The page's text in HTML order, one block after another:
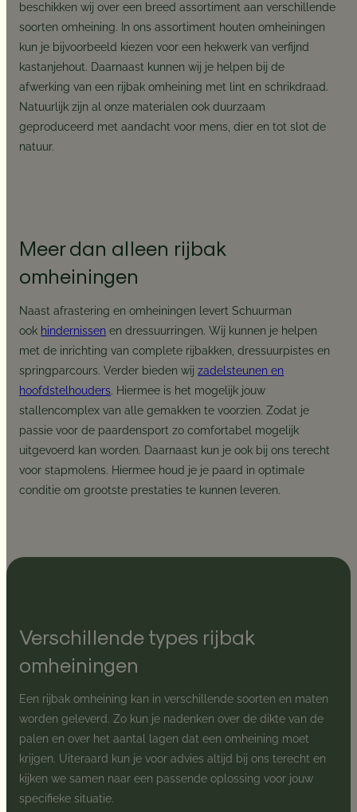
beschikken wij over een breed assortiment aan verschillende
soorten omheining. In ons assortiment houten omheiningen
kun je bijvoorbeeld kiezen voor een hekwerk van verfijnd
kastanjehout. Daarnaast kunnen wij je helpen bij de
afwerking van een rijbak omheining met lint en schrikdraad.
Natuurlijk zijn al onze materialen ook duurzaam
geproduceerd met aandacht voor mens, dier en tot slot de
natuur.
Meer dan alleen rijbak
omheiningen
Naast afrastering en omheiningen levert Schuurman
ook hindernissen en dressuurringen. Wij kunnen je helpen
met de inrichting van complete rijbakken, dressuurpistes en
springparcours. Verder bieden wijzadelsteunen en
hoofdstelhouders. Hiermee is het mogelijk jouw
stallencomplex van alle gemakken te voorzien. Zodat je
passie voor de paardensport zo comfortabel mogelijk
uitgevoerd kan worden. Daarnaast kun je ook bij ons terecht
voor stapmolens. Hiermee houd je je paard in optimale
conditie om grootste prestaties te kunnen leveren.
Verschillende types rijbak
omheiningen
Een rijbak omheining kan in verschillende soorten en maten
worden geleverd. Zo kun je nadenken over de dikte van de
palen en over het aantal lagen dat een omheining moet
krijgen. Uiteraard kun je voor advies altijd bij ons terecht en
kijken we samen naar een passende oplossing voor jouw
specifieke situatie.